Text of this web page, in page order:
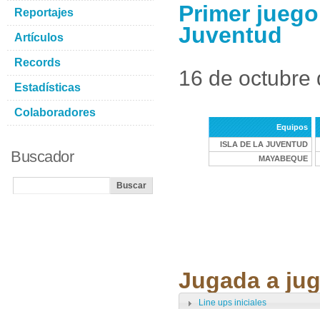
Primer
Juventud
16 de octubre
Equipos
ISLA DE LA JUVENTUD
MAYABEQUE
Jugada a
Line ups iniciales
Reportajes
Artículos
Records
Estadísticas
Colaboradores
Buscador